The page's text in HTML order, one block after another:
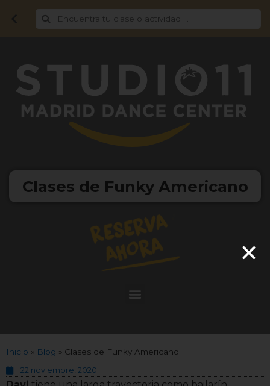
Clases de Funky Americano
Inicio » Blog » Clases de Funky Americano
22 noviembre, 2020